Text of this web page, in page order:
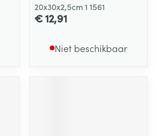
20x30x2,5cm 1 1561
€ 12,91
Niet beschikbaar